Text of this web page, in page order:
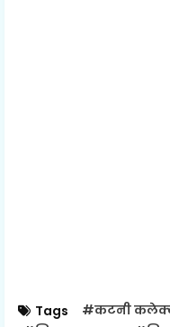
Tags #कटनी